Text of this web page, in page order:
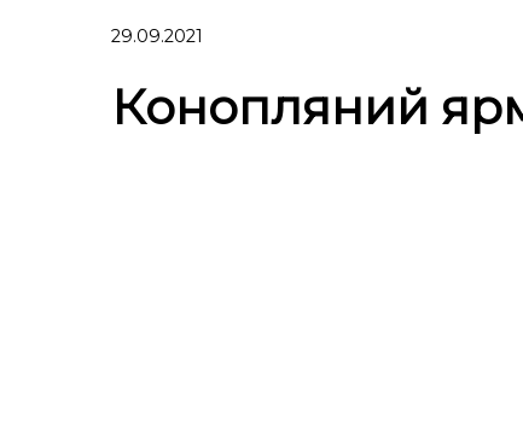
29.09.2021
Конопляний